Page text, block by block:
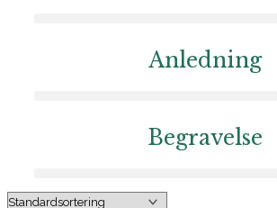
Anledning
Begravelse